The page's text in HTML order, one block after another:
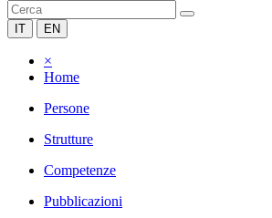
IT EN
×
Home
Persone
Strutture
Competenze
Pubblicazioni